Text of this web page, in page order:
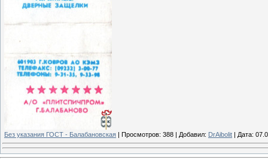
Без указания ГОСТ - Балабановская | Просмотров: 388 | Добавил: DrAibolit | Дата: